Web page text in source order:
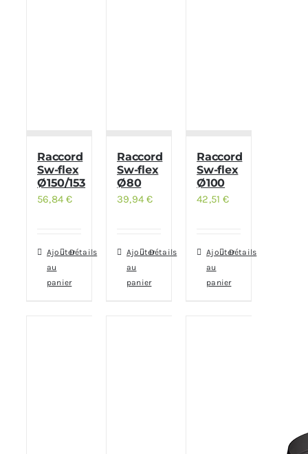
Raccord
Sw-flex
Ø150/153
56,84€
Ajouter
au
panier
Détails
Raccord
Sw-flex
Ø80
39,94€
Ajouter
au
panier
Détails
Raccord
Sw-flex
Ø100
42,51€
Ajouter
au
panier
Détails